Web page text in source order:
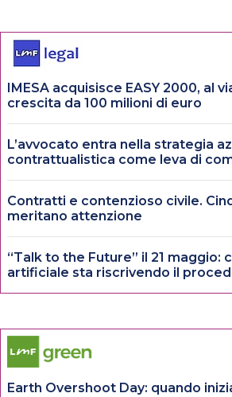
IMESA acquisisce EASY 2000, al
crescita da 100 milioni di euro
L’avvocato entra nella strategia
contrattualistica come leva di
Contratti e contenzioso civile.
meritano attenzione
“Talk to the Future” il 21 maggio:
artificiale sta riscrivendo il
Earth Overshoot Day: quando